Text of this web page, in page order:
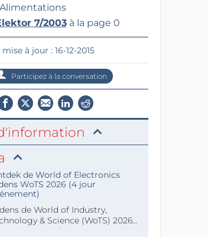
7/2003à la page 0
à jour : 16-12-2015
Participez à la conversation
de World of Electronics
WoTS 2026 (4 jour
de World of Industry,
& Science (WoTS) 2026
de World of Electronics volledi